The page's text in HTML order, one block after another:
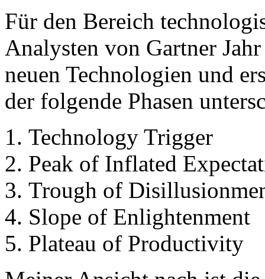
Für den Bereich
Analysten von Gartner
neuen Technologien und
der folgende Phasen
Technology Trigger
Peak of Inflated
Trough of
Slope of Enlightenment
Plateau of Productivity